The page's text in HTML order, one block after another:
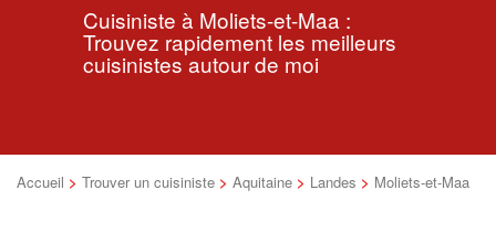
Cuisiniste à Moliets-et-Maa :
Trouvez rapidement les meilleurs
cuisinistes autour de moi
Accueil > Trouver un cuisiniste > Aquitaine > Landes > Moliets-et-Maa